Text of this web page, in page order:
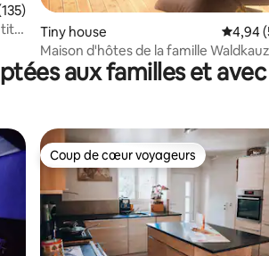
: 4,94 sur 5
moyenne sur la base de 135
Tiny house
4,94
Maison d'hôtes de la famille
milieu de la forêt
aux familles et
Coup de cœur voyageurs
Coup de cœur voyageurs